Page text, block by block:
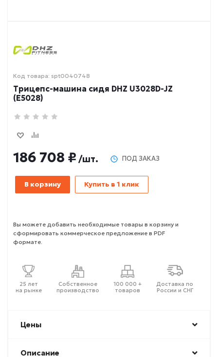
Код товара: spt0040748
Трицепс-машина сидя DHZ U3028D-JZ
(E5028)
186 708 ₽ /шт. ПОД ЗАКАЗ
В корзину Купить в 1 клик
Вы можете добавить необходимые товары в корзину и
сформировать коммерческое предложение в PDF
формате.
25 лет
на рынке
Собственное
производство
100 000 +
товаров
Доставка по
России и СНГ
Цены
Описание